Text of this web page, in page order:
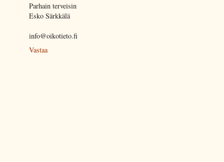
Parhain terveisin
Esko Särkkälä
info@oikotieto.fi
Vastaa